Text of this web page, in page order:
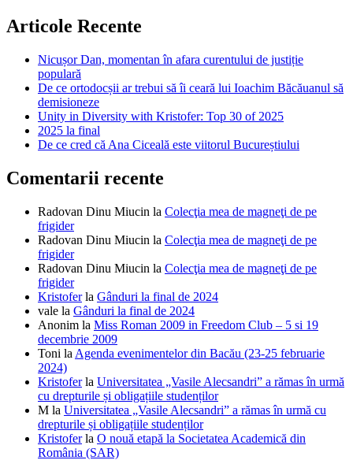
Articole Recente
Nicușor Dan, momentan în afara curentului de justiție
populară
De ce ortodocșii ar trebui să îi ceară lui Ioachim Băcăuanul să
demisioneze
Unity in Diversity with Kristofer: Top 30 of 2025
2025 la final
De ce cred că Ana Ciceală este viitorul Bucureștiului
Comentarii recente
Radovan Dinu Miucin la Colecţia mea de magneţi de pe
frigider
Radovan Dinu Miucin la Colecţia mea de magneţi de pe
frigider
Radovan Dinu Miucin la Colecţia mea de magneţi de pe
frigider
Kristoferla Gânduri la final de 2024
vale la Gânduri la final de 2024
Anonim la Miss Roman 2009 in Freedom Club – 5 si 19
decembrie 2009
Toni la Agenda evenimentelor din Bacău (23-25 februarie
2024)
Kristoferla Universitatea „Vasile Alecsandri” a rămas în urmă
cu drepturile și obligațiile studenților
M la Universitatea „Vasile Alecsandri” a rămas în urmă cu
drepturile și obligațiile studenților
Kristoferla O nouă etapă la Societatea Academică din
România (SAR)